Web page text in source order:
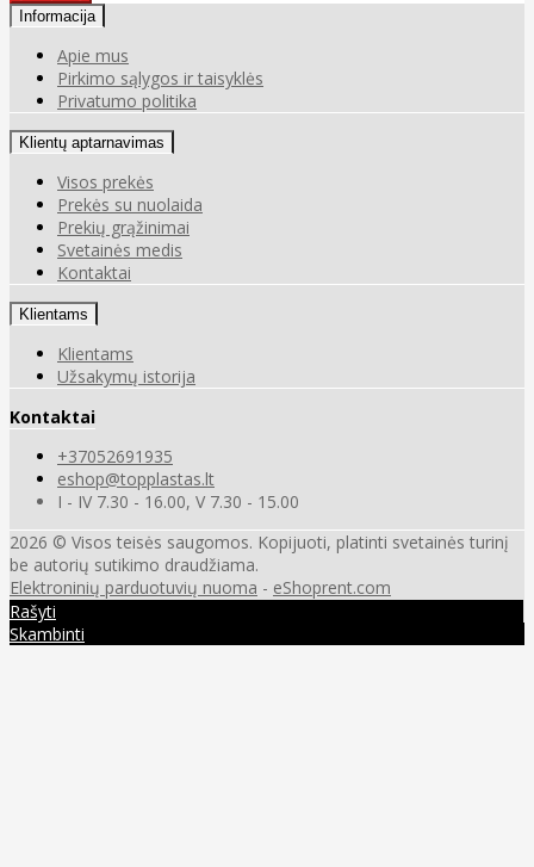
Informacija
Apie mus
Pirkimo sąlygos ir taisyklės
Privatumo politika
Klientų aptarnavimas
Visos prekės
Prekės su nuolaida
Prekių grąžinimai
Svetainės medis
Kontaktai
Klientams
Klientams
Užsakymų istorija
Kontaktai
+37052691935
eshop@topplastas.lt
I - IV 7.30 - 16.00, V 7.30 - 15.00
2026 © Visos teisės saugomos. Kopijuoti, platinti svetainės turinį
be autorių sutikimo draudžiama.
Elektroninių parduotuvių nuoma - eShoprent.com
Rašyti
Skambinti